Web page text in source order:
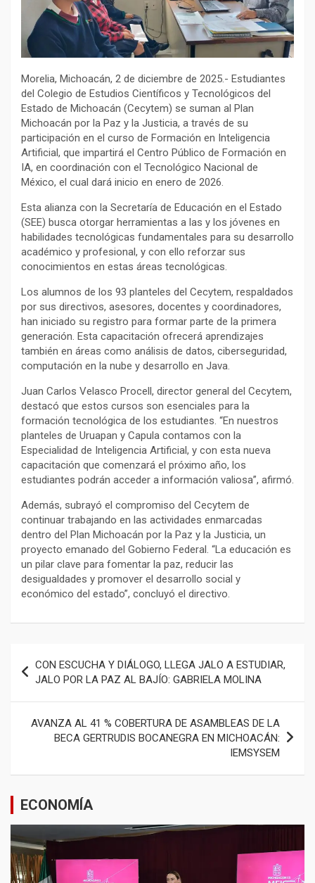
Morelia, Michoacán, 2 de diciembre de 2025.- Estudiantes
del Colegio de Estudios Científicos y Tecnológicos del
Estado de Michoacán (Cecytem) se suman al Plan
Michoacán por la Paz y la Justicia, a través de su
participación en el curso de Formación en Inteligencia
Artificial, que impartirá el Centro Público de Formación en
IA, en coordinación con el Tecnológico Nacional de
México, el cual dará inicio en enero de 2026.
Esta alianza con la Secretaría de Educación en el Estado
(SEE) busca otorgar herramientas a las y los jóvenes en
habilidades tecnológicas fundamentales para su desarrollo
académico y profesional, y con ello reforzar sus
conocimientos en estas áreas tecnológicas.
Los alumnos de los 93 planteles del Cecytem, respaldados
por sus directivos, asesores, docentes y coordinadores,
han iniciado su registro para formar parte de la primera
generación. Esta capacitación ofrecerá aprendizajes
también en áreas como análisis de datos, ciberseguridad,
computación en la nube y desarrollo en Java.
Juan Carlos Velasco Procell, director general del Cecytem,
destacó que estos cursos son esenciales para la
formación tecnológica de los estudiantes. “En nuestros
planteles de Uruapan y Capula contamos con la
Especialidad de Inteligencia Artificial, y con esta nueva
capacitación que comenzará el próximo año, los
estudiantes podrán acceder a información valiosa”, afirmó.
Además, subrayó el compromiso del Cecytem de
continuar trabajando en las actividades enmarcadas
dentro del Plan Michoacán por la Paz y la Justicia, un
proyecto emanado del Gobierno Federal. “La educación es
un pilar clave para fomentar la paz, reducir las
desigualdades y promover el desarrollo social y
económico del estado”, concluyó el directivo.
de
entradas
CON ESCUCHA Y DIÁLOGO, LLEGA JALO A ESTUDIAR,
JALO POR LA PAZ AL BAJÍO: GABRIELA MOLINA
AVANZA AL 41 % COBERTURA DE ASAMBLEAS DE LA
BECA GERTRUDIS BOCANEGRA EN MICHOACÁN:
IEMSYSEM
ECONOMÍA